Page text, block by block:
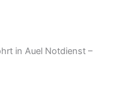
in Auel Notdienst –